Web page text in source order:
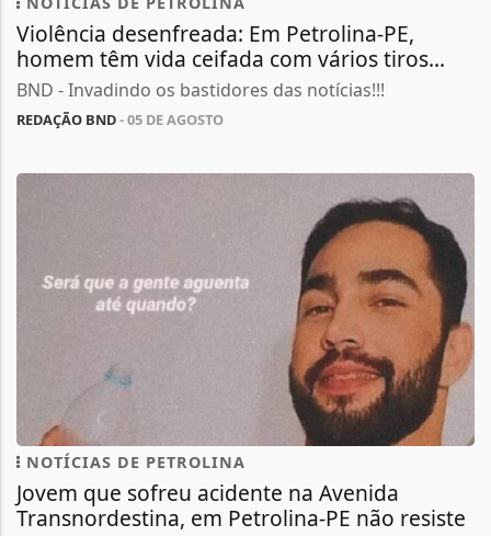
Violência desenfreada: Em Petrolina-PE,
homem têm vida ceifada com vários tiros...
BND - Invadindo os bastidores das notícias!!!
REDAÇÃO BND- 05 DE AGOSTO
NOTÍCIAS DE PETROLINA
Jovem que sofreu acidente na Avenida
Transnordestina, em Petrolina-PE não resiste